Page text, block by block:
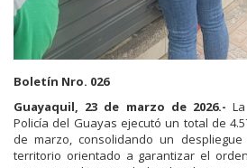
Boletín Nro. 026
Guayaquil, 23 de marzo de 2026.-
Policía del Guayas ejecutó un total de
de marzo, consolidando un
territorio orientado a garantizar el